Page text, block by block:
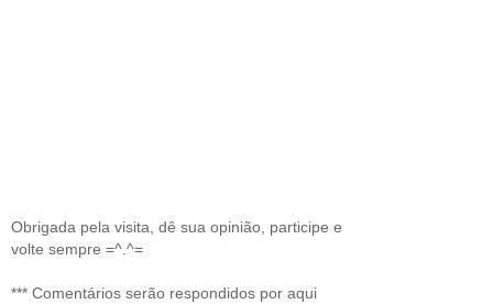
Obrigada pela visita, dê sua opinião, participe e
volte sempre =^.^=
*** Comentários serão respondidos por aqui